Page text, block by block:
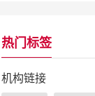
热门标签
机构链接